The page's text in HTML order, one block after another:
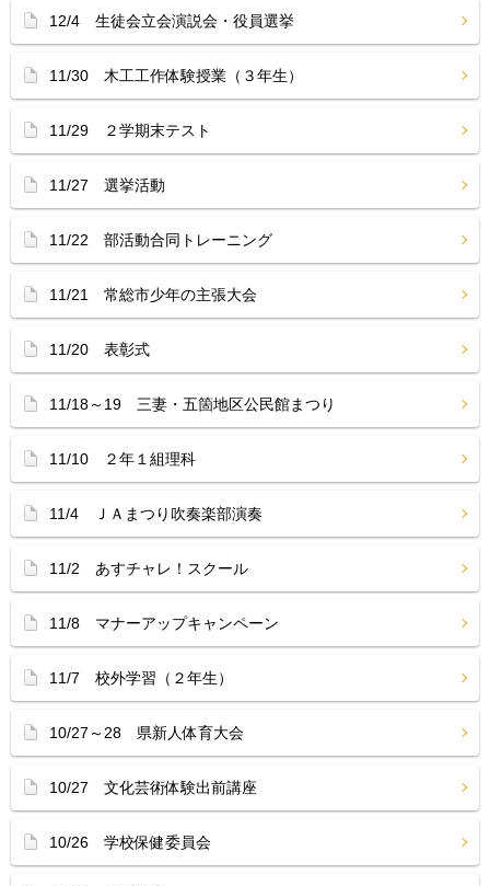
12/4 生徒会立会演説会・役員選挙
11/30 木工工作体験授業（３年生）
11/29 ２学期末テスト
11/27 選挙活動
11/22 部活動合同トレーニング
11/21 常総市少年の主張大会
11/20 表彰式
11/18～19 三妻・五箇地区公民館まつり
11/10 ２年１組理科
11/4 ＪＡまつり吹奏楽部演奏
11/2 あすチャレ！スクール
11/8 マナーアップキャンペーン
11/7 校外学習（２年生）
10/27～28 県新人体育大会
10/27 文化芸術体験出前講座
10/26 学校保健委員会